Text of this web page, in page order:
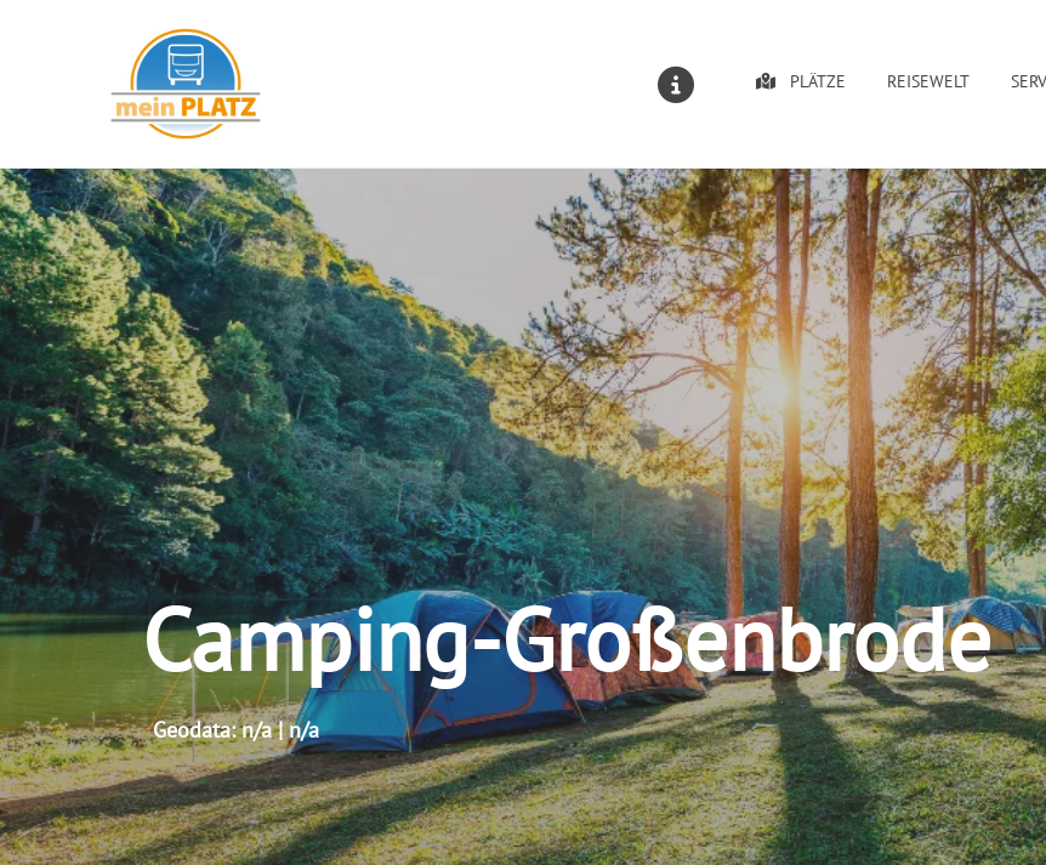
PLÄTZE REISEWELT
Camping-Großenbrode
Geodata: n/a | n/a